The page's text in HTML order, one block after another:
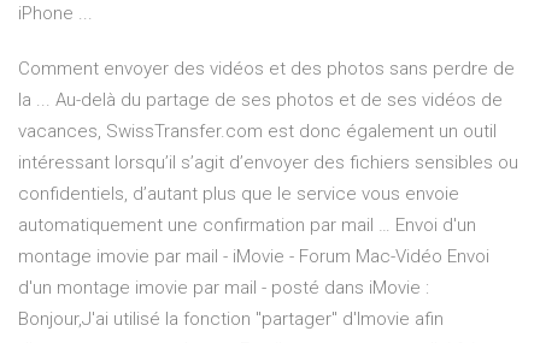
iPhone ...
Comment envoyer des vidéos et des photos sans perdre de
la ... Au-delà du partage de ses photos et de ses vidéos de
vacances, SwissTransfer.com est donc également un outil
intéressant lorsqu’il s’agit d’envoyer des fichiers sensibles ou
confidentiels, d’autant plus que le service vous envoie
automatiquement une confirmation par mail … Envoi d'un
montage imovie par mail - iMovie - Forum Mac-Vidéo Envoi
d'un montage imovie par mail - posté dans iMovie :
Bonjour,J'ai utilisé la fonction "partager" d'Imovie afin